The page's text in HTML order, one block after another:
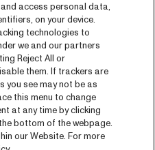
access personal data,
on your device.
technologies to
we and our partners
Reject All or
them. If trackers are
you see may not be as
this menu to change
at any time by clicking
bottom of the webpage.
our Website. For more